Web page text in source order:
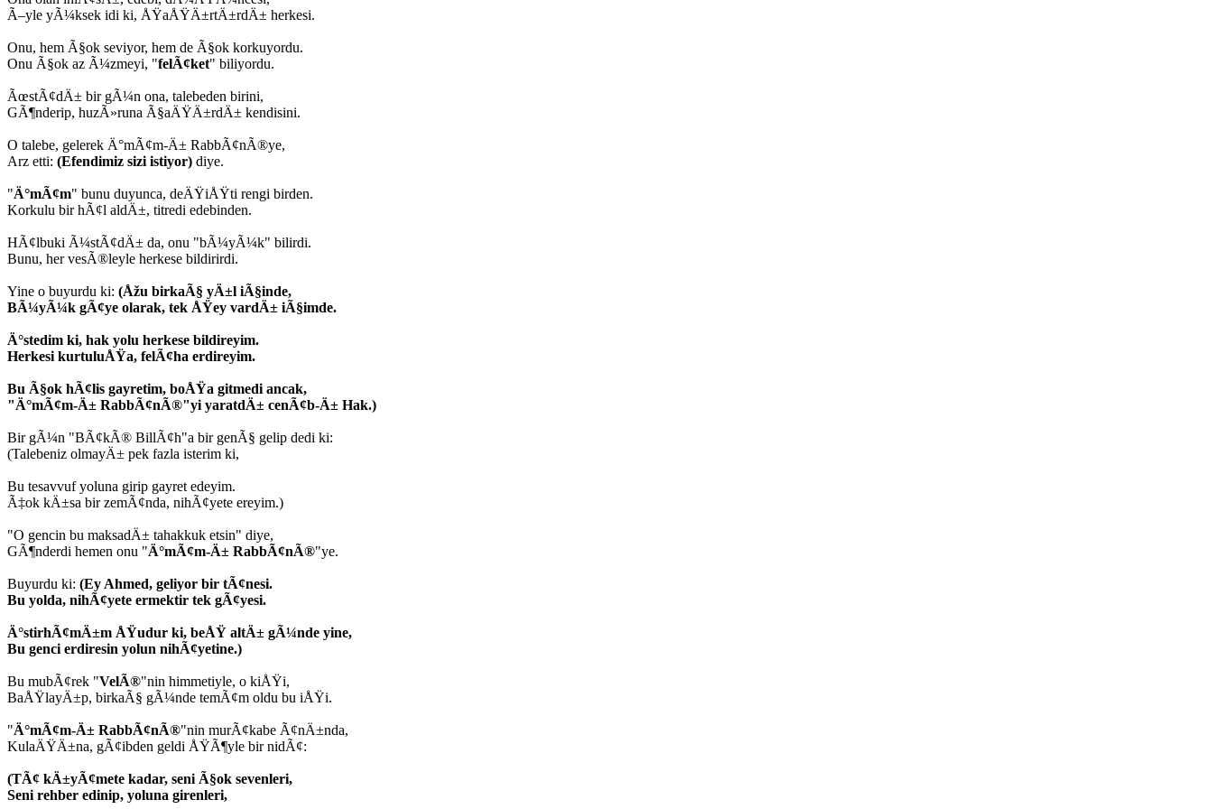
Ã–yle yÃ¼ksek idi ki, ÅŸaÅŸÄ±rtÄ±rdÄ± herkesi.
Onu, hem Ã§ok seviyor, hem de Ã§ok korkuyordu.
Onu Ã§ok az Ã¼zmeyi, "felÃ¢ket" biliyordu.
ÃœstÃ¢dÄ± bir gÃ¼n ona, talebeden birini,
GÃ¶nderip, huzÃ»runa Ã§aÄŸÄ±rdÄ± kendisini.
O talebe, gelerek Ä°mÃ¢m-Ä± RabbÃ¢nÃ®ye,
Arz etti: (Efendimiz sizi istiyor) diye.
"Ä°mÃ¢m" bunu duyunca, deÄŸiÅŸti rengi birden.
Korkulu bir hÃ¢l aldÄ±, titredi edebinden.
HÃ¢lbuki Ã¼stÃ¢dÄ± da, onu "bÃ¼yÃ¼k" bilirdi.
Bunu, her vesÃ®leyle herkese bildirirdi.
Yine o buyurdu ki: (Åžu birkaÃ§ yÄ±l iÃ§inde,
BÃ¼yÃ¼k gÃ¢ye olarak, tek ÅŸey vardÄ± iÃ§imde.
Ä°stedim ki, hak yolu herkese bildireyim.
Herkesi kurtuluÅŸa, felÃ¢ha erdireyim.
Bu Ã§ok hÃ¢lis gayretim, boÅŸa gitmedi ancak,
"Ä°mÃ¢m-Ä± RabbÃ¢nÃ®"yi yaratdÄ± cenÃ¢b-Ä± Hak.)
Bir gÃ¼n "BÃ¢kÃ® BillÃ¢h"a bir genÃ§ gelip dedi ki:
(Talebeniz olmayÄ± pek fazla isterim ki,
Bu tesavvuf yoluna girip gayret edeyim.
Ã‡ok kÄ±sa bir zemÃ¢nda, nihÃ¢yete ereyim.)
"O gencin bu maksadÄ± tahakkuk etsin" diye,
GÃ¶nderdi hemen onu "Ä°mÃ¢m-Ä± RabbÃ¢nÃ®"ye.
Buyurdu ki: (Ey Ahmed, geliyor bir tÃ¢nesi.
Bu yolda, nihÃ¢yete ermektir tek gÃ¢yesi.
Ä°stirhÃ¢mÄ±m ÅŸudur ki, beÅŸ altÄ± gÃ¼nde yine,
Bu genci erdiresin yolun nihÃ¢yetine.)
Bu mubÃ¢rek "VelÃ®"nin himmetiyle, o kiÅŸi,
BaÅŸlayÄ±p, birkaÃ§ gÃ¼nde temÃ¢m oldu bu iÅŸi.
"Ä°mÃ¢m-Ä± RabbÃ¢nÃ®"nin murÃ¢kabe Ã¢nÄ±nda,
KulaÄŸÄ±na, gÃ¢ibden geldi ÅŸÃ¶yle bir nidÃ¢:
(TÃ¢ kÄ±yÃ¢mete kadar, seni Ã§ok sevenleri,
Seni rehber edinip, yoluna girenleri,